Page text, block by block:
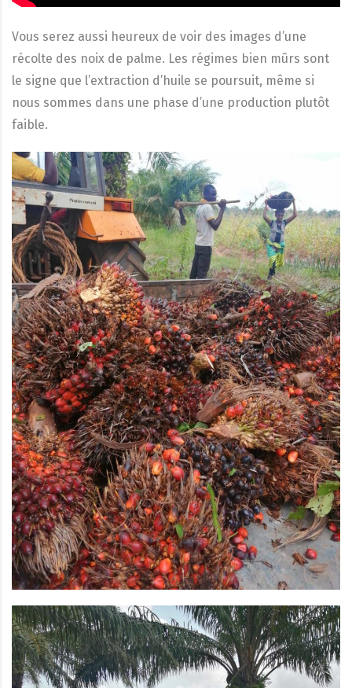
Vous serez aussi heureux de voir des images d’une
récolte des noix de palme. Les régimes bien mûrs sont
le signe que l’extraction d’huile se poursuit, même si
nous sommes dans une phase d’une production plutôt
faible.